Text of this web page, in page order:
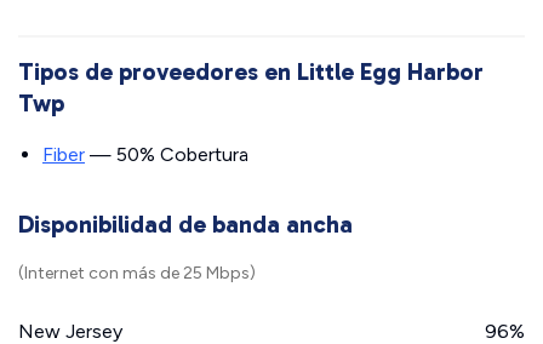
Tipos de proveedores en Little Egg Harbor
Twp
Fiber — 50% Cobertura
Disponibilidad de banda ancha
(Internet con más de 25 Mbps)
New Jersey 96%